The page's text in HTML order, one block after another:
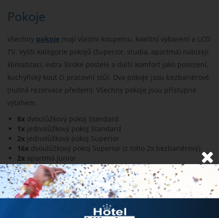
Pokoje
Všechny pokoje mají vlastní koupelnu, kvalitní vybavení a LCD
TV. Vyšší kategorie pokojů (Superior, studia, apartmá) nabízejí
klimatizaci, extra široké postele a další komfort jako posezení,
kuchyňský kout či pracovní stůl. Dva pokoje jsou bezbariérové
(nutná rezervace předem). Všechny pokoje jsou přístupné
výtahem.
8x dvoulůžkový pokoj Standard
1x jednolůžkový pokoj Standard
2x jednolůžkový pokoj Superior
16x dvoulůžkový pokoj Superior (z toho 2x bezbariérový)
2x apartmá Junior
1xstudio
1xstudio s kuchyňkou
Check-in: 14:00 /Check-out: 11:00